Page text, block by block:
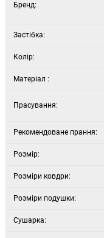
Бренд:
Застібка:
Колір:
Матеріал :
Прасування:
Рекомендоване прання:
Розмір:
Розміри ковдри:
Розміри подушки:
Сушарка: